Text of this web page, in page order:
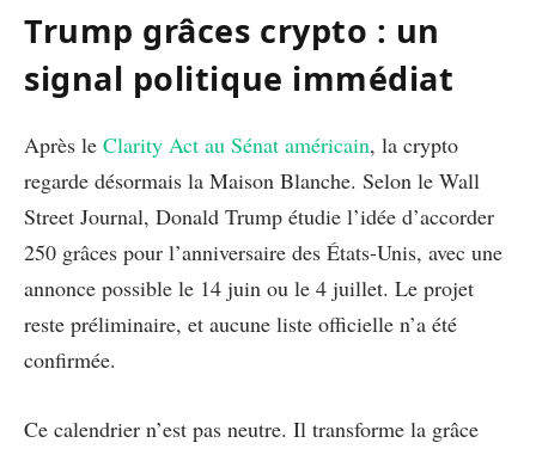
Trump grâces crypto : un
signal politique immédiat
Après le Clarity Act au Sénat américain, la crypto
regarde désormais la Maison Blanche. Selon le Wall
Street Journal, Donald Trump étudie l’idée d’accorder
250 grâces pour l’anniversaire des États-Unis, avec une
annonce possible le 14 juin ou le 4 juillet. Le projet
reste préliminaire, et aucune liste officielle n’a été
confirmée.
Ce calendrier n’est pas neutre. Il transforme la grâce